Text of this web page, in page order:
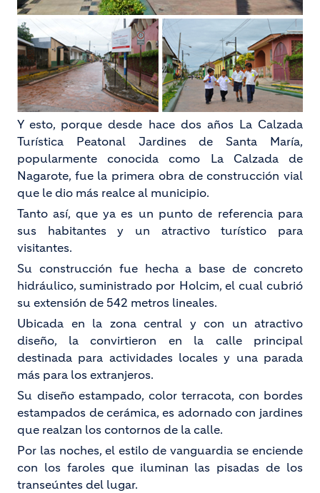
Y esto, porque desde hace dos años La Calzada
Turística Peatonal Jardines de Santa María,
popularmente conocida como La Calzada de
Nagarote, fue la primera obra de construcción vial
que le dio más realce al municipio.
Tanto así, que ya es un punto de referencia para
sus habitantes y un atractivo turístico para
visitantes.
Su construcción fue hecha a base de concreto
hidráulico, suministrado por Holcim, el cual cubrió
su extensión de 542 metros lineales.
Ubicada en la zona central y con un atractivo
diseño, la convirtieron en la calle principal
destinada para actividades locales y una parada
más para los extranjeros.
Su diseño estampado, color terracota, con bordes
estampados de cerámica, es adornado con jardines
que realzan los contornos de la calle.
Por las noches, el estilo de vanguardia se enciende
con los faroles que iluminan las pisadas de los
transeúntes del lugar.